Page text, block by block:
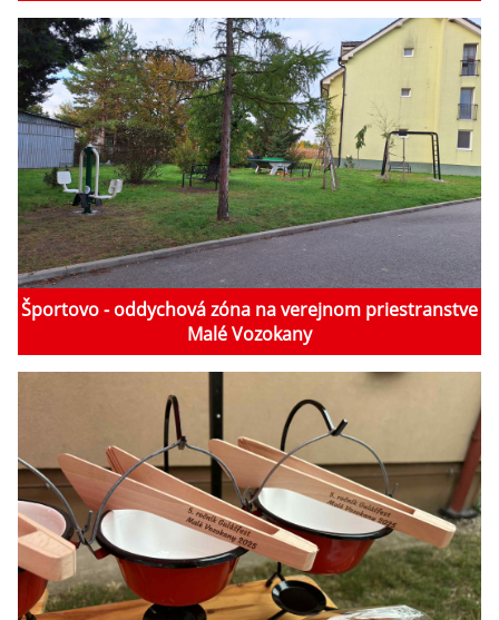
Športovo - oddychová zóna na verejnom priestranstve
Malé Vozokany